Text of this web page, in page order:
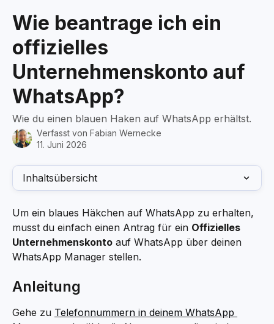
Wie beantrage ich ein
offizielles
Unternehmenskonto auf
WhatsApp?
Wie du einen blauen Haken auf WhatsApp erhältst.
Verfasst von Fabian Wernecke
11. Juni 2026
Inhaltsübersicht
Um ein blaues Häkchen auf WhatsApp zu erhalten,
musst du einfach einen Antrag für ein Offizielles
Unternehmenskonto auf WhatsApp über deinen
WhatsApp Manager stellen.
Anleitung
Gehe zu Telefonnummern in deinem WhatsApp